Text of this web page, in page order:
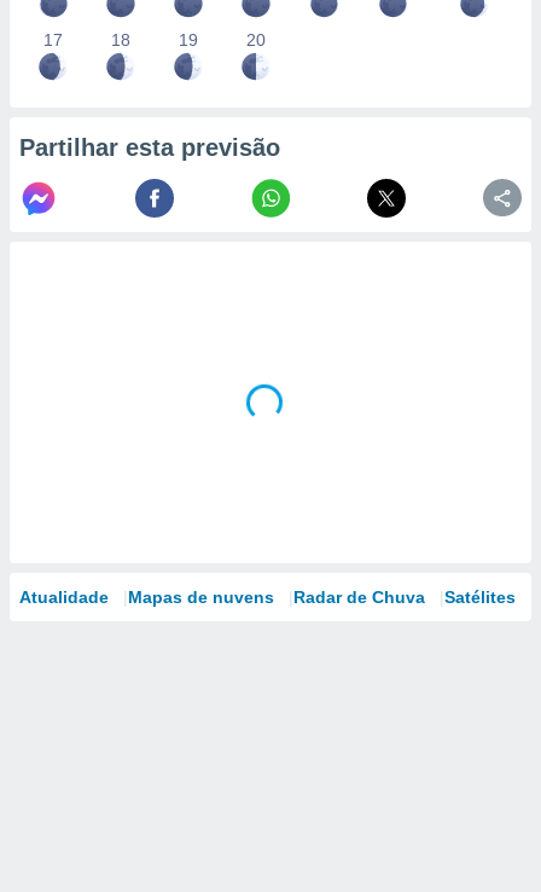
17 18 19 20
Partilhar esta previsão
Atualidade Mapas de nuvens Radar de Chuva Satélites